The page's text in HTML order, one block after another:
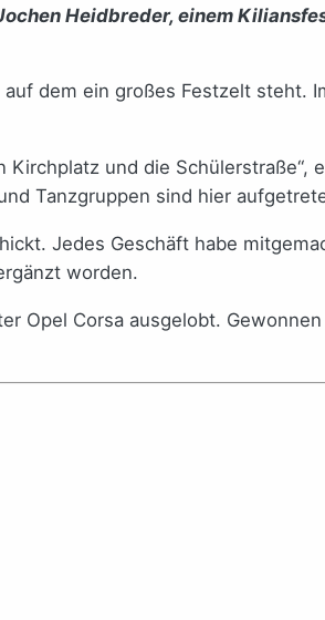
Heidbreder, einem
dem ein großes Festzelt steht.
Kirchplatz und die Schülerstraße“,
Tanzgruppen sind hier
Jedes Geschäft habe
worden.
Opel Corsa ausgelobt.